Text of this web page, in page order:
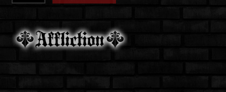
мужская
Affliction
ABANDON
110ow294